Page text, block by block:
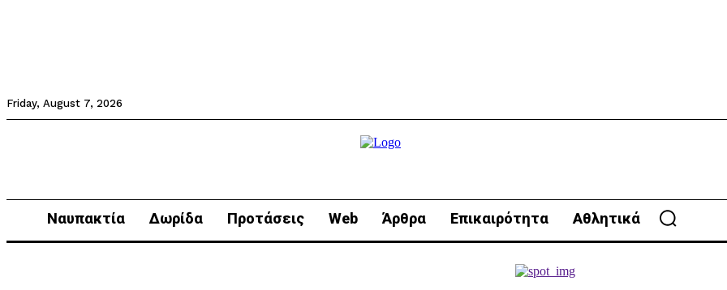
Friday, August 7, 2026
Ναυπακτία Δωρίδα Προτάσεις Web Άρθρα Επικαιρότητα Αθλητικά